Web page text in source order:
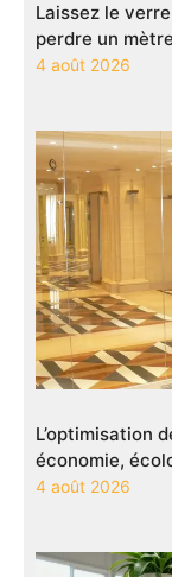
Laissez le
perdre un
4 août 2026
L’optimisation
économie,
4 août 2026